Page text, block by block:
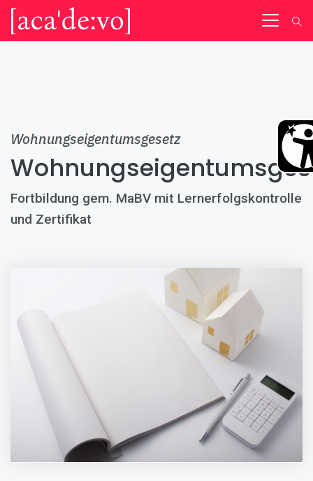
Wohnungseigentumsgesetz
Fortbildung gem. MaBV mit Lernerfolgskontrolle
und Zertifikat